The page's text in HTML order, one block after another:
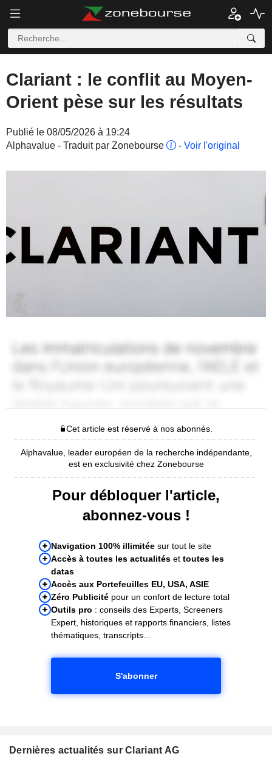
Clariant : le conflit au Moyen-
Orient pèse sur les résultats
Publié le 08/05/2026 à 19:24
Alphavalue - Traduit par Zonebourse
- Voir l'original
Cet article est réservé à nos abonnés.
Alphavalue, leader européen de la recherche indépendante,
est en exclusivité chez Zonebourse
Pour débloquer l'article,
abonnez-vous !
Navigation 100% illimitée sur tout le site
Accès à toutes les actualités et toutes les
datas
Accès aux Portefeuilles EU, USA, ASIE
Zéro Publicité pour un confort de lecture total
Outils pro : conseils des Experts, Screeners
Expert, historiques et rapports financiers, listes
thématiques, transcripts...
S'abonner
Dernières actualités sur Clariant AG